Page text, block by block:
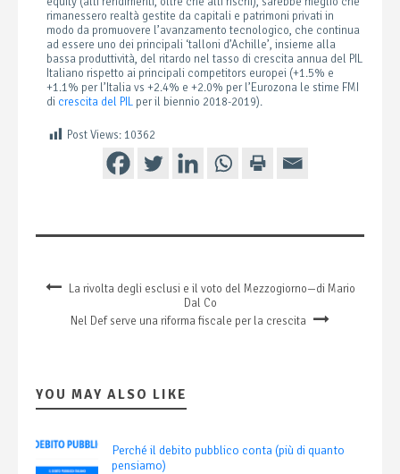
rimanessero realtà gestite da capitali e patrimoni privati in
modo da promuovere l’avanzamento tecnologico, che continua
ad essere uno dei principali ‘talloni d’Achille’, insieme alla
bassa produttività, del ritardo nel tasso di crescita annua del PIL
Italiano rispetto ai principali competitors europei (+1.5% e
+1.1% per l’Italia vs +2.4% e +2.0% per l’Eurozona le stime FMI
di crescita del PIL per il biennio 2018-2019).
Post Views: 10362
La rivolta degli esclusi e il voto del Mezzogiorno—di Mario
Dal Co
Nel Def serve una riforma fiscale per la crescita
YOU MAY ALSO LIKE
Perché il debito pubblico conta (più di quanto
pensiamo)